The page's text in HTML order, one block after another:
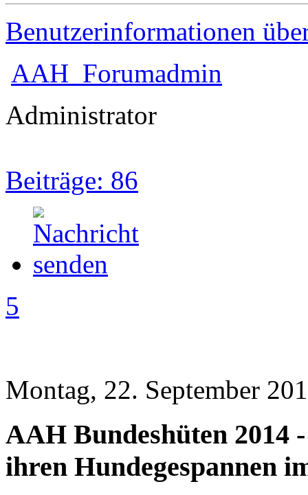
Benutzerinformationen
AAH_Forumadmin
Administrator
Beiträge: 86
5
Montag, 22. September
AAH Bundeshüten 2014
ihren Hundegespannen